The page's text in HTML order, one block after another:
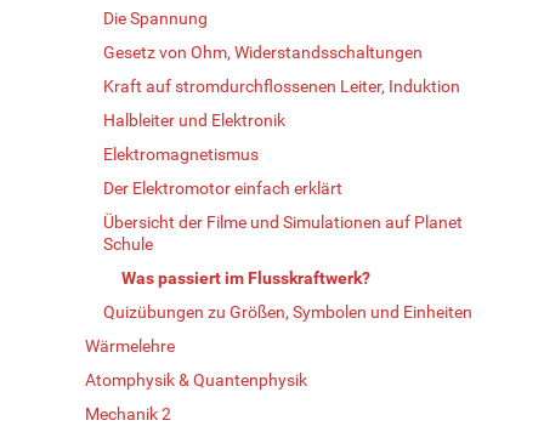
Die Spannung
Gesetz von Ohm, Widerstandsschaltungen
Kraft auf stromdurchflossenen Leiter, Induktion
Halbleiter und Elektronik
Elektromagnetismus
Der Elektromotor einfach erklärt
Übersicht der Filme und Simulationen auf Planet
Schule
Was passiert im Flusskraftwerk?
Quizübungen zu Größen, Symbolen und Einheiten
Wärmelehre
Atomphysik & Quantenphysik
Mechanik 2